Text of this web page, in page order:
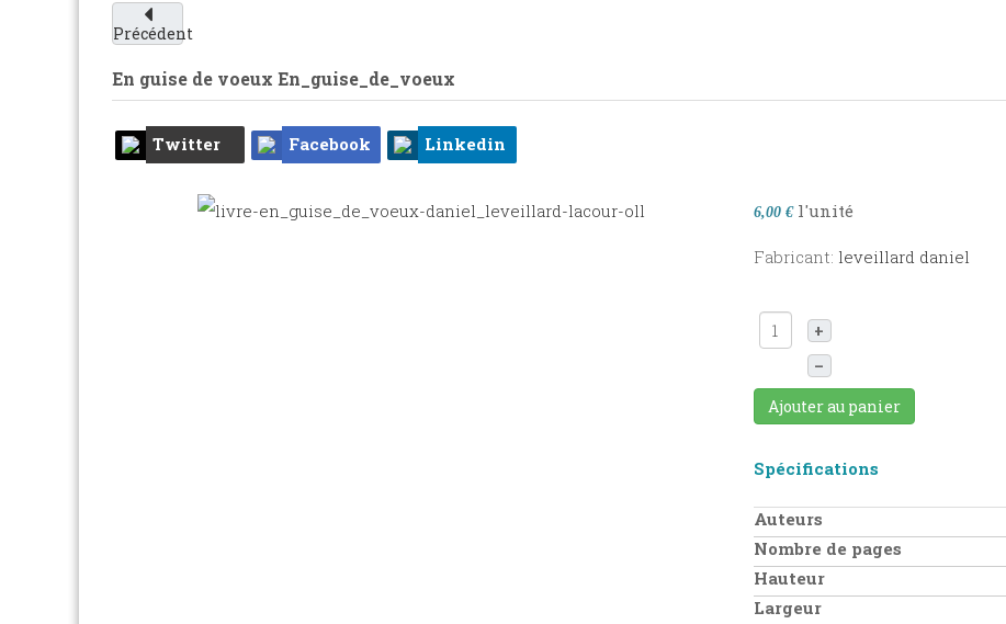
Précédent
En guise de voeux En_guise_de_voeux
Twitter Facebook Linkedin
6,00 € l'unité
Fabricant: leveillard daniel
+
–
Ajouter au panier
Spécifications
Auteurs
Nombre de pages
Hauteur
Largeur